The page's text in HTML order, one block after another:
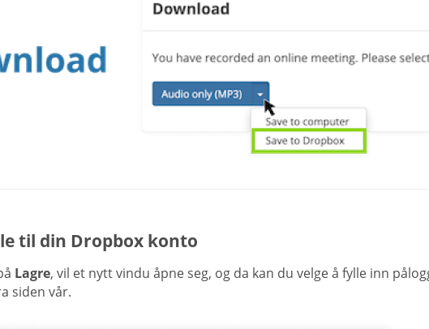
til din Dropbox konto
Lagre, vil et nytt vindu åpne seg, og da kan du velge å fylle inn
siden vår.